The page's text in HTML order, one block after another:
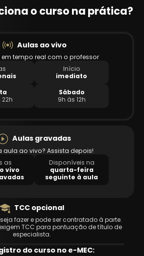
o curso na prática?
Aulas ao vivo
tempo real com o professor
Início
imediato
22h
Sábado
9h às 12h
Aulas gravadas
aula ao vivo? Assista depois!
as
vivo
Disponíveis na
quarta-feira
seguinte à aula
do curso no e-MEC:
TCC opcional
fazer e pode ser contratado à parte.
TCC para pontuação de título de
especialista.